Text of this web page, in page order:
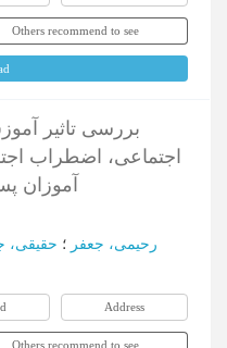
Others recommend to see
بررسی تاثیر
اجتماعی، اضطراب
آموزان
رحیمی، جعفر ؛ حقیقی،
Address
Others recommend to see